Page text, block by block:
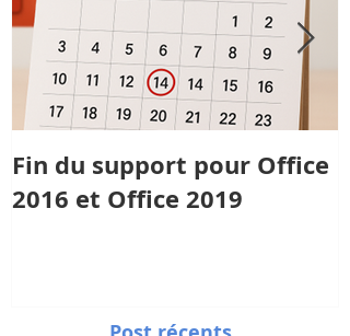
Fin du support pour Office
2016 et Office 2019